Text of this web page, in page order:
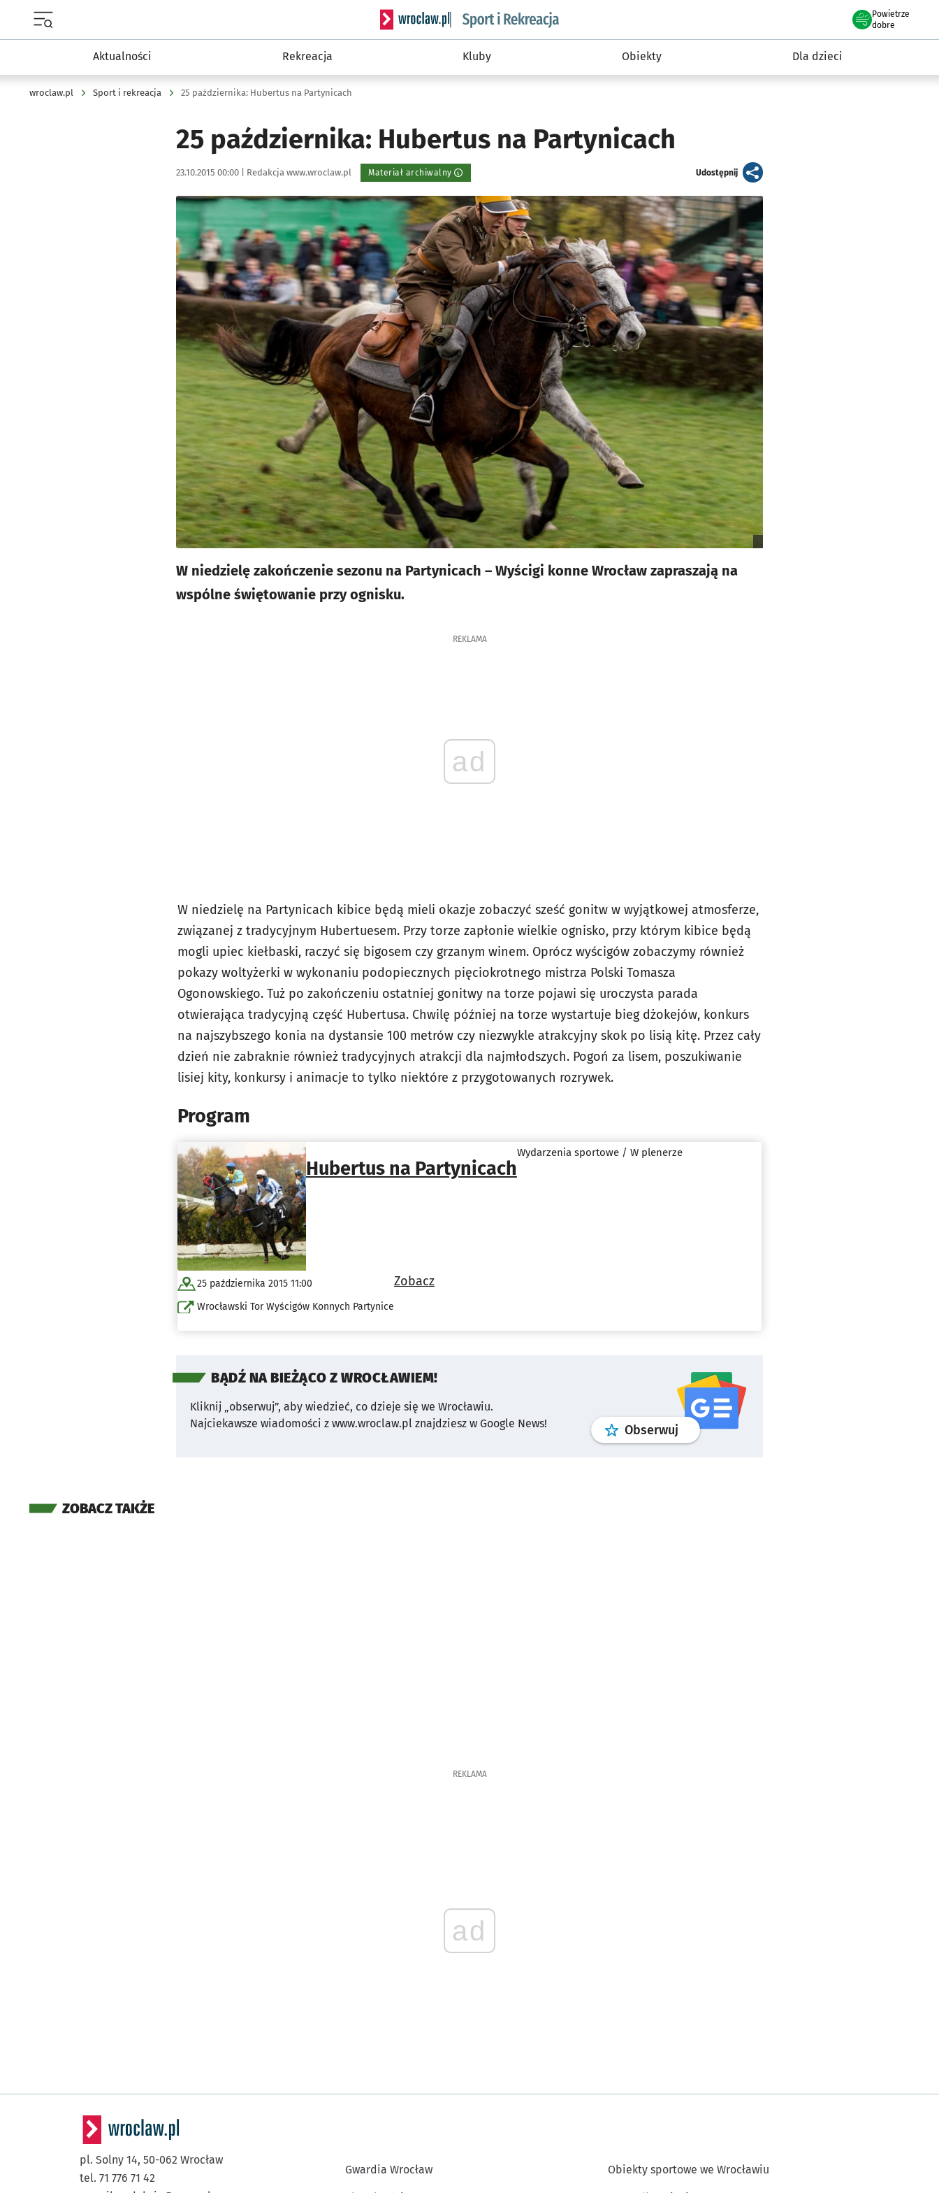
Serwis informacyjny wroclaw.pl podserwis: Sport i rekreacja
Powietrze
we Wrocławiu
dobre
Aktualności Rekreacja Kluby Obiekty Dla dzieci
wroclaw.pl Sport i rekreacja 25 października: Hubertus na Partynicach
25 października: Hubertus na Partynicach
Data publikacji:
23.10.2015 00:00 | Autor:
Redakcja www.wroclaw.pl Materiał archiwalny Udostępnijartykuł
Kliknij, aby powiększyć
W niedzielę zakończenie sezonu na Partynicach – Wyścigi konne Wrocław zapraszają na
wspólne świętowanie przy ognisku.
REKLAMA
ad
W niedzielę na Partynicach kibice będą mieli okazje zobaczyć sześć gonitw w wyjątkowej atmosferze,
związanej z tradycyjnym Hubertuesem. Przy torze zapłonie wielkie ognisko, przy którym kibice będą
mogli upiec kiełbaski, raczyć się bigosem czy grzanym winem. Oprócz wyścigów zobaczymy również
pokazy woltyżerki w wykonaniu podopiecznych pięciokrotnego mistrza Polski Tomasza
Ogonowskiego. Tuż po zakończeniu ostatniej gonitwy na torze pojawi się uroczysta parada
otwierająca tradycyjną część Hubertusa. Chwilę później na torze wystartuje bieg dżokejów, konkurs
na najszybszego konia na dystansie 100 metrów czy niezwykle atrakcyjny skok po lisią kitę. Przez cały
dzień nie zabraknie również tradycyjnych atrakcji dla najmłodszych. Pogoń za lisem, poszukiwanie
lisiej kity, konkursy i animacje to tylko niektóre z przygotowanych rozrywek.
Program
Hubertus na Partynicach
Wydarzenia sportowe / W plenerze
25 października 2015 11:00
Wrocławski Tor Wyścigów Konnych Partynice
Zobacz
BĄDŹ NA BIEŻĄCO Z WROCŁAWIEM!
Kliknij „obserwuj”, aby wiedzieć, co dzieje się we Wrocławiu.
Najciekawsze wiadomości z www.wroclaw.pl znajdziesz w Google News!
Obserwuj profilgoogle news
ZOBACZ TAKŻE
REKLAMA
ad
pl. Solny 14, 50-062 Wrocław
tel. 71 776 71 42
Gwardia Wrocław Obiekty sportowe we Wrocławiu